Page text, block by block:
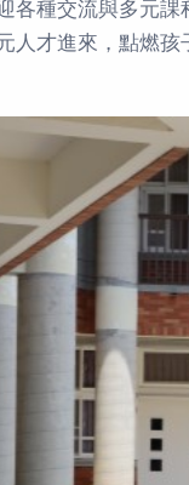
各種交流與多元
人才進來，點燃孩